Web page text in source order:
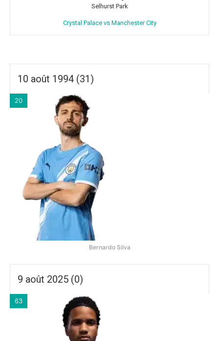
Selhurst Park
Crystal Palace vs Manchester City
10 août 1994 (31)
20
Bernardo Silva
9 août 2025 (0)
63